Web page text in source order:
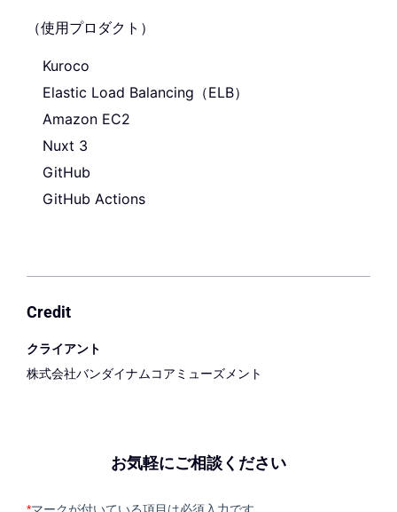
（使用プロダクト）
Kuroco
Elastic Load Balancing（ELB）
Amazon EC2
Nuxt 3
GitHub
GitHub Actions
Credit
クライアント
株式会社バンダイナムコアミューズメント
お気軽にご相談ください